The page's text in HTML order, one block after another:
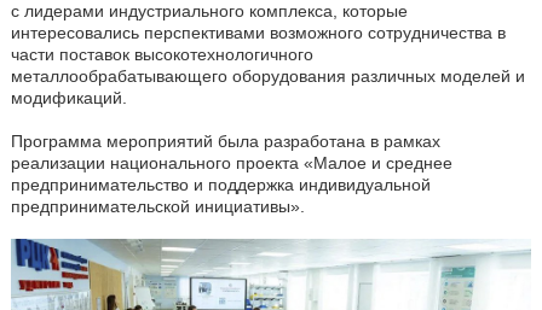
с лидерами индустриального комплекса, которые
интересовались перспективами возможного сотрудничества в
части поставок высокотехнологичного
металлообрабатывающего оборудования различных моделей и
модификаций.
Программа мероприятий была разработана в рамках
реализации национального проекта «Малое и среднее
предпринимательство и поддержка индивидуальной
предпринимательской инициативы».